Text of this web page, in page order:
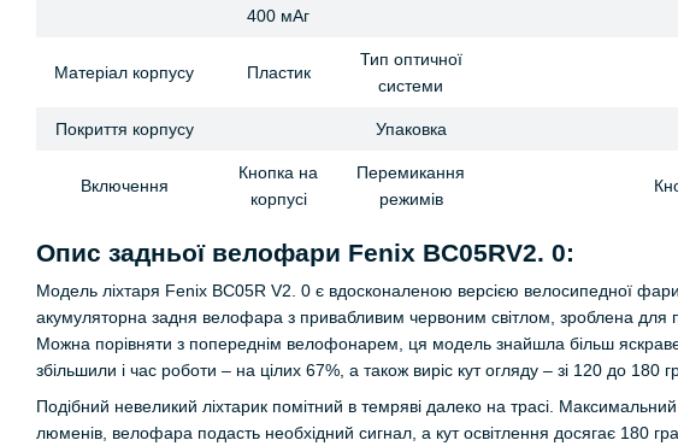
400 мАг
Матеріал корпусу Пластик
Тип оптичної
системи
Покриття корпусу Упаковка
Включення
Кнопка на
корпусі
Перемикання
режимів
Опис задньої велофари Fenix BC05RV2. 0:
Модель ліхтаря Fenix BC05R V2. 0 є вдосконаленою версією велосипедної
акумуляторна задня велофара з привабливим червоним світлом, зроблена для
Можна порівняти з попереднім велофонарем, ця модель знайшла більш
збільшили і час роботи – на цілих 67%, а також виріс кут огляду – зі 120 до 180
Подібний невеликий ліхтарик помітний в темряві далеко на трасі. Максимальний
люменів, велофара подасть необхідний сигнал, а кут освітлення досягає 180